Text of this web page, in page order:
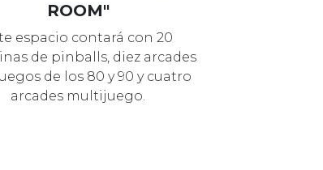
ROOM"
espacio contará con 20
de pinballs, diez arcades
de los 80 y 90 y cuatro
arcades multijuego.